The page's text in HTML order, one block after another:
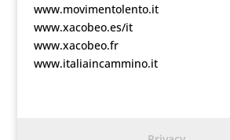
www.movimentolento.it
www.xacobeo.es/it
www.xacobeo.fr
www.italiaincammino.it